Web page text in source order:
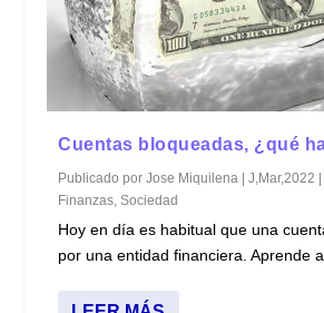
Cuentas bloqueadas, ¿qué
Publicado porJose Miquilena |J,Mar,2022 |
Finanzas ,Sociedad
Hoy en día es habitual que una
por una entidad financiera. Aprende a